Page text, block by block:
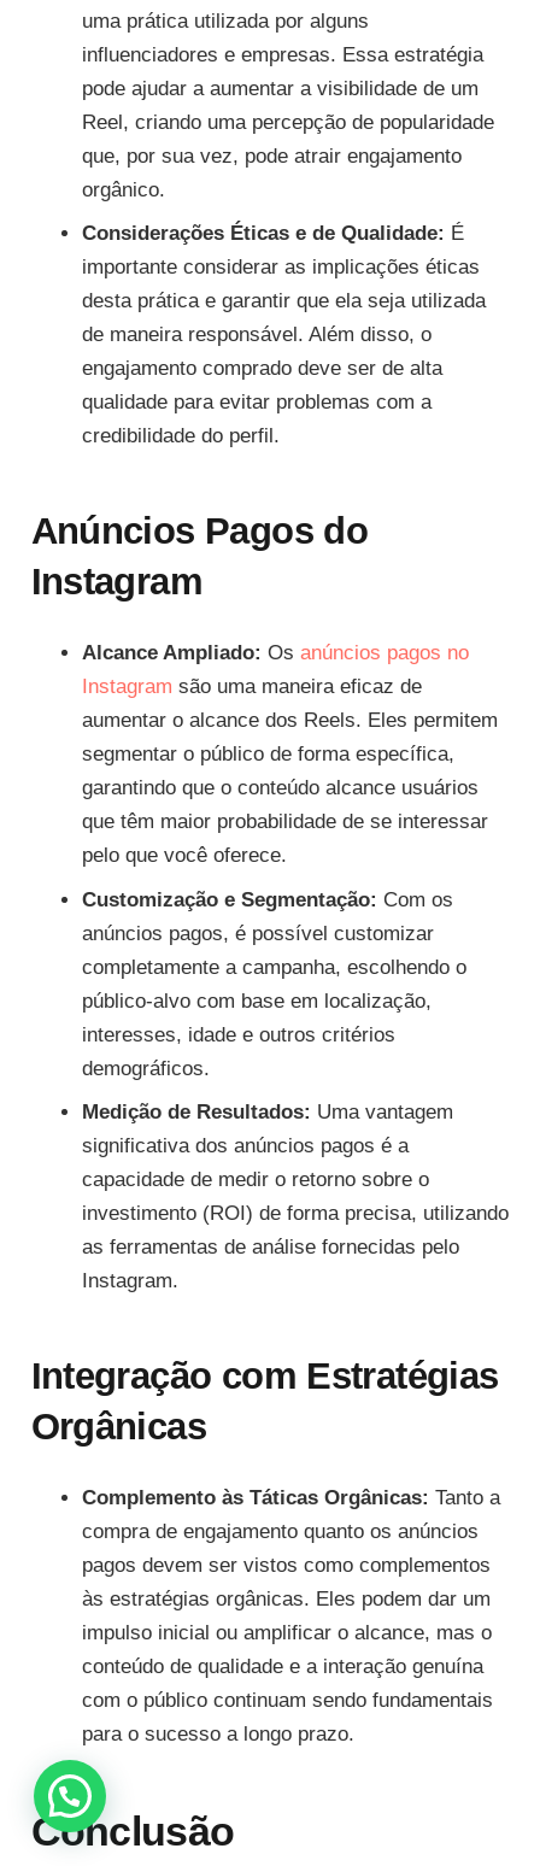
uma prática utilizada por alguns
influenciadores e empresas. Essa estratégia
pode ajudar a aumentar a visibilidade de um
Reel, criando uma percepção de popularidade
que, por sua vez, pode atrair engajamento
orgânico.
Considerações Éticas e de Qualidade: É
importante considerar as implicações éticas
desta prática e garantir que ela seja utilizada
de maneira responsável. Além disso, o
engajamento comprado deve ser de alta
qualidade para evitar problemas com a
credibilidade do perfil.
Anúncios Pagos do
Instagram
Alcance Ampliado: Os anúncios pagos no
Instagram são uma maneira eficaz de
aumentar o alcance dos Reels. Eles permitem
segmentar o público de forma específica,
garantindo que o conteúdo alcance usuários
que têm maior probabilidade de se interessar
pelo que você oferece.
Customização e Segmentação: Com os
anúncios pagos, é possível customizar
completamente a campanha, escolhendo o
público-alvo com base em localização,
interesses, idade e outros critérios
demográficos.
Medição de Resultados: Uma vantagem
significativa dos anúncios pagos é a
capacidade de medir o retorno sobre o
investimento (ROI) de forma precisa, utilizando
as ferramentas de análise fornecidas pelo
Instagram.
Integração com Estratégias
Orgânicas
Complemento às Táticas Orgânicas: Tanto a
compra de engajamento quanto os anúncios
pagos devem ser vistos como complementos
às estratégias orgânicas. Eles podem dar um
impulso inicial ou amplificar o alcance, mas o
conteúdo de qualidade e a interação genuína
com o público continuam sendo fundamentais
para o sucesso a longo prazo.
Conclusão